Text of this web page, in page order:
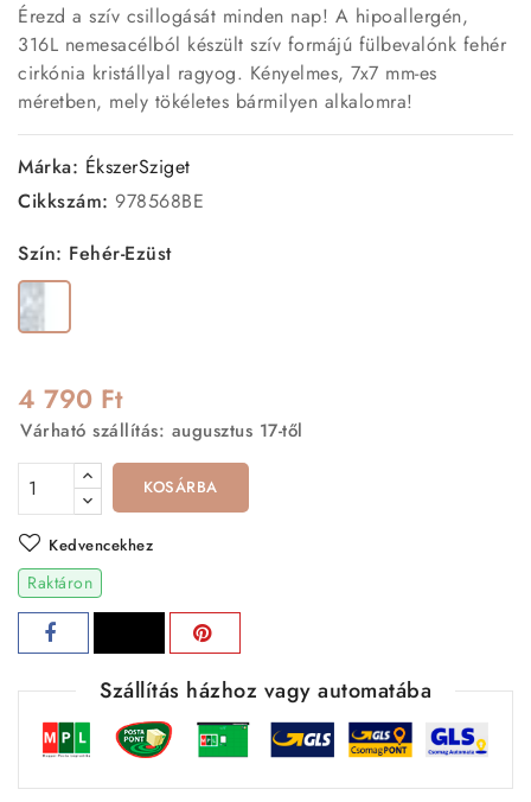
Érezd a szív csillogását minden nap! A hipoallergén,
316L nemesacélból készült szív formájú fülbevalónk fehér
cirkónia kristállyal ragyog. Kényelmes, 7x7 mm-es
méretben, mely tökéletes bármilyen alkalomra!
Márka: ÉkszerSziget
Cikkszám: 978568BE
Szín: Fehér-Ezüst
Fehér-
Ezüst
4 790 Ft
Várható szállítás: augusztus 17-től
KOSÁRBA
Kedvencekhez
Raktáron
Szállítás házhoz vagy automatába